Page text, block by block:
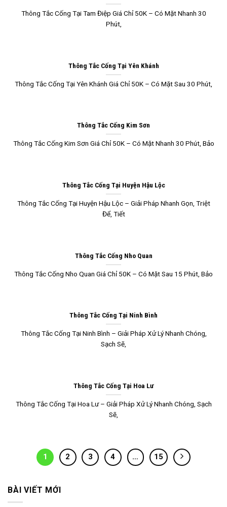
Thông Tắc Cống Tại Tam Điệp Giá Chỉ 50K – Có Mặt Nhanh 30
Phút,
Thông Tắc Cống Tại Yên Khánh
Thông Tắc Cống Tại Yên Khánh Giá Chỉ 50K – Có Mặt Sau 30 Phút,
Thông Tắc Cống Kim Sơn
Thông Tắc Cống Kim Sơn Giá Chỉ 50K – Có Mặt Nhanh 30 Phút, Bảo
Thông Tắc Cống Tại Huyện Hậu Lộc
Thông Tắc Cống Tại Huyện Hậu Lộc – Giải Pháp Nhanh Gọn, Triệt
Để, Tiết
Thông Tắc Cống Nho Quan
Thông Tắc Cống Nho Quan Giá Chỉ 50K – Có Mặt Sau 15 Phút, Bảo
Thông Tắc Cống Tại Ninh Bình
Thông Tắc Cống Tại Ninh Bình – Giải Pháp Xử Lý Nhanh Chóng,
Sạch Sẽ,
Thông Tắc Cống Tại Hoa Lư
Thông Tắc Cống Tại Hoa Lư – Giải Pháp Xử Lý Nhanh Chóng, Sạch
Sẽ,
1 2 3 4 … 15
BÀI VIẾT MỚI